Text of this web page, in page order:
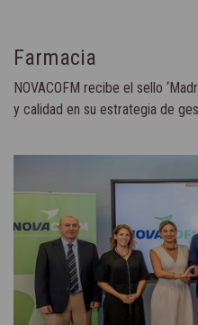
Farmacia
NOVACOFM recibe el sello
y calidad en su estrategia de